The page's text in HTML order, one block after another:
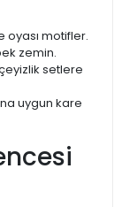
oyası motifler.
zemin.
setlere
uygun kare